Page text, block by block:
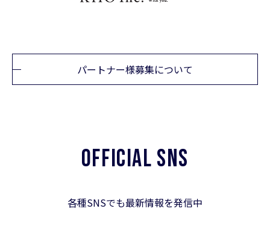
パートナー様募集について
OFFICIAL SNS
各種SNSでも最新情報を発信中